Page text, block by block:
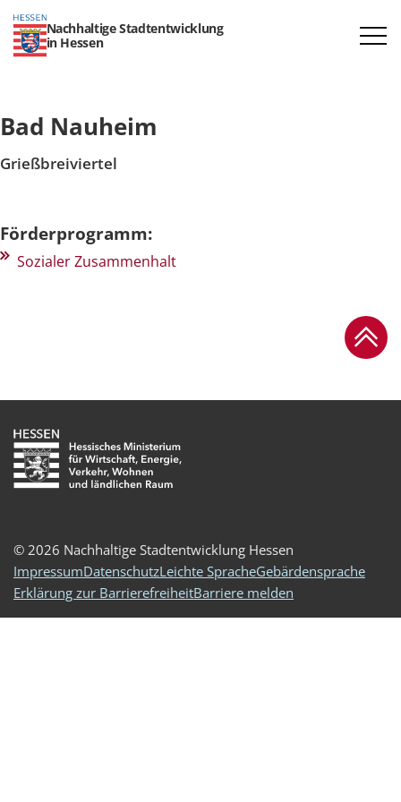
Nachhaltige Stadtentwicklung
in Hessen
Bad Nauheim
Grießbreiviertel
Förderprogramm:
Sozialer Zusammenhalt
Zum
© 2026 Nachhaltige Stadtentwicklung Hessen
ImpressumDatenschutzLeichte SpracheGebärdensprache
Erklärung zur BarrierefreiheitBarriere melden